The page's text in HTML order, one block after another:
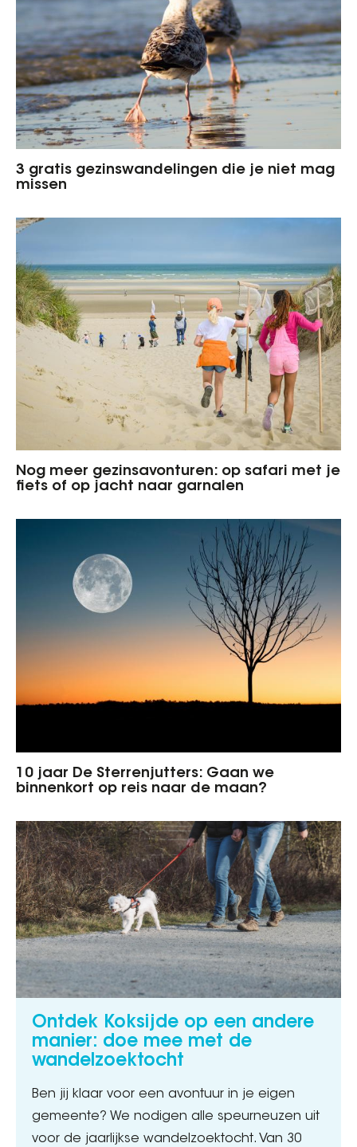
3 gratis gezinswandelingen die je niet mag
missen
Nog meer gezinsavonturen: op safari met je
fiets of op jacht naar garnalen
10 jaar De Sterrenjutters: Gaan we
binnenkort op reis naar de maan?
Ontdek Koksijde op een andere
manier: doe mee met de
wandelzoektocht
Ben jij klaar voor een avontuur in je eigen
gemeente? We nodigen alle speurneuzen uit
voor de jaarlijkse wandelzoektocht. Van 30